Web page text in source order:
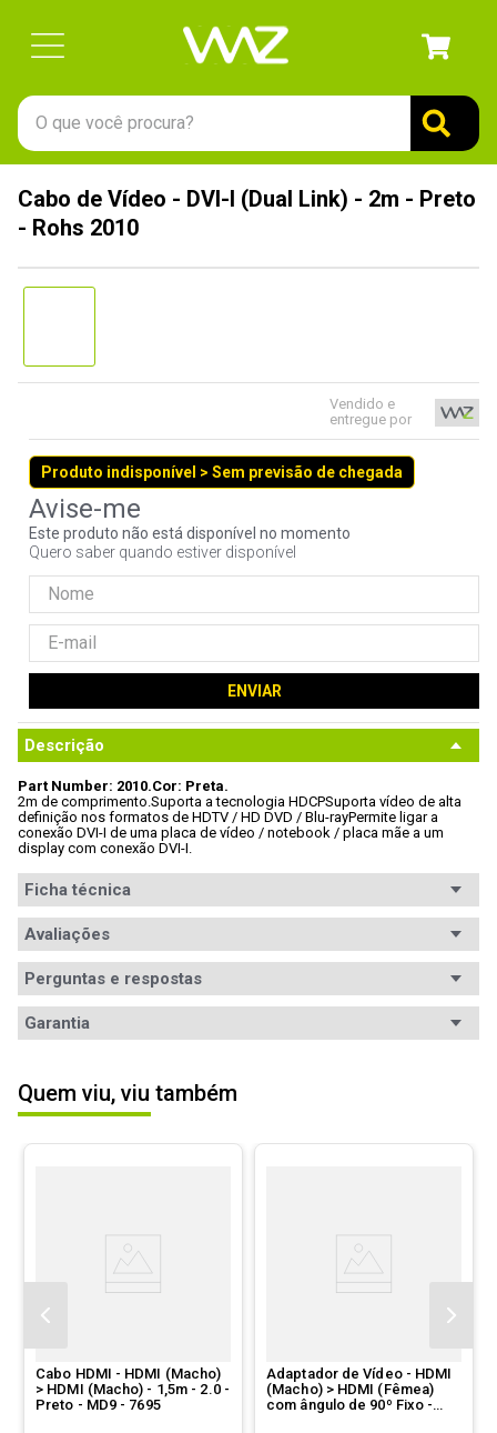
O que você procura?
Cabo de Vídeo - DVI-I (Dual Link) - 2m - Preto
- Rohs 2010
Vendido e
entregue por
Produto indisponível > Sem previsão de chegada
Este produto não está disponível no momento
Quero saber quando estiver disponível
ENVIAR
Descrição
Part Number: 2010.Cor: Preta.
2m de comprimento.Suporta a tecnologia HDCPSuporta vídeo de alta
definição nos formatos de HDTV / HD DVD / Blu-rayPermite ligar a
conexão DVI-I de uma placa de vídeo / notebook / placa mãe a um
display com conexão DVI-I.
Ficha técnica
Conteúdo da
embalagem
Padrão DVI-I
Tipo Cabo
DVI-I Macho
Interface (B)
Avaliações
Avaliações
5 estrelas
4estrelas
2estrelas
0
Enviado há7 anos
Perguntas e respostas
Garantia
Quem viu, viu também
Cabo HDMI - HDMI (Macho)
> HDMI (Macho) - 1,5m - 2.0 -
Preto - MD9 - 7695
Adaptador de Vídeo - HDMI
(Macho) > HDMI (Fêmea)
com ângulo de 90º Fixo -
1
gabinete
7º
jonsbo
8º
controle
noctua
10º fractal